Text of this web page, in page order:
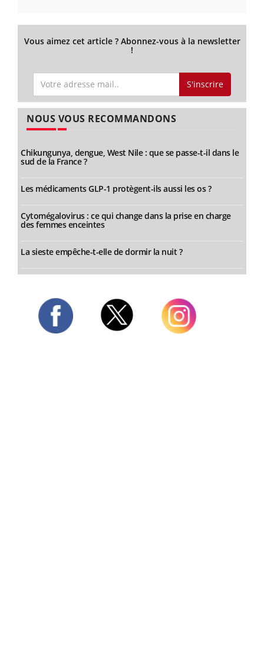
Vous aimez cet article ? Abonnez-vous à la newsletter
!
S'inscrire
NOUS VOUS RECOMMANDONS
Chikungunya, dengue, West Nile : que se passe-t-il dans le
sud de la France ?
Les médicaments GLP-1 protègent-ils aussi les os ?
Cytomégalovirus : ce qui change dans la prise en charge
des femmes enceintes
La sieste empêche-t-elle de dormir la nuit ?